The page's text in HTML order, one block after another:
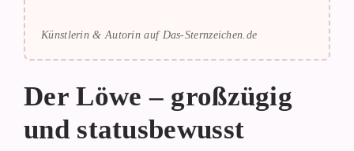
Künstlerin & Autorin auf Das-Sternzeichen.de
Der Löwe – großzügig
und statusbewusst